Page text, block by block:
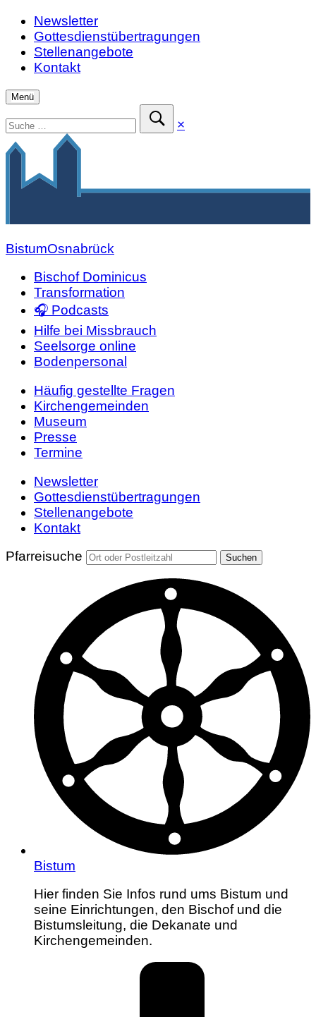
Zum
Inhalt
springen
Newsletter
Gottesdienstübertragungen
Stellenangebote
Kontakt
Menü
nach:
Suche
schließen
×
BistumOsnabrück
Bischof Dominicus
Transformation
🎧 Podcasts
Hilfe bei Missbrauch
Seelsorge online
Bodenpersonal
Häufig gestellte Fragen
Kirchengemeinden
Museum
Presse
Termine
Newsletter
Gottesdienstübertragungen
Stellenangebote
Kontakt
Pfarreisuche
Suchen
Bistum
Hier finden Sie Infos rund ums Bistum und
seine Einrichtungen, den Bischof und die
Bistumsleitung, die Dekanate und
Kirchengemeinden.